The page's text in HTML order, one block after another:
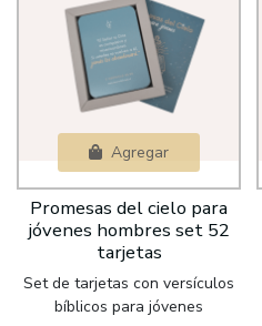
Agregar
Promesas del cielo para
jóvenes hombres set 52
tarjetas
Set de tarjetas con versículos
bíblicos para jóvenes